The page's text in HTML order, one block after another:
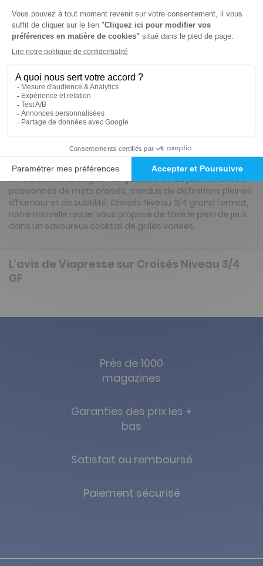
Abonnement 1 an
4 n° • Papier
20€83 Tarif Kiosque :
Tarif France métropolitaine
Renouvellement à date d’anniversaire
Amoureux de la langue française, férus de jeux de lettres,
passionnés de mots croisés, mordus de définitions pleines
d’humour et de subtilité, Croisés Niveau 3/4 grand format,
notre nouvelle revue, vous propose de faire le plein de jeux
dans un savoureux cocktail de grilles variées.
L'avis de Viapresse sur Croisés Niveau 3/4
GF
Près de 1000
magazines
Garanties des prix les +
bas
Satisfait ou remboursé
Paiement sécurisé